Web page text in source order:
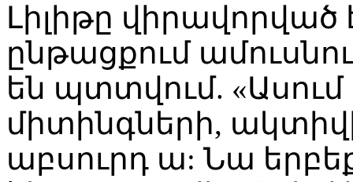
Լիլիթը վիրավորված
ընթացքում
են պտտվում. «Ասում
միտինգների,
աբսուրդ ա: Նա